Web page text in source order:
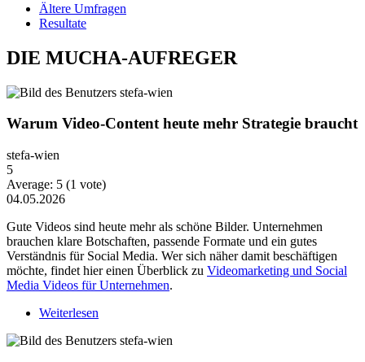
Ältere Umfragen
Resultate
DIE MUCHA-AUFREGER
Warum Video-Content heute mehr Strategie braucht
stefa-wien
5
Average: 5 (1 vote)
04.05.2026
Gute Videos sind heute mehr als schöne Bilder. Unternehmen
brauchen klare Botschaften, passende Formate und ein gutes
Verständnis für Social Media. Wer sich näher damit beschäftigen
möchte, findet hier einen Überblick zu Videomarketing und Social
Media Videos für Unternehmen.
Weiterlesen